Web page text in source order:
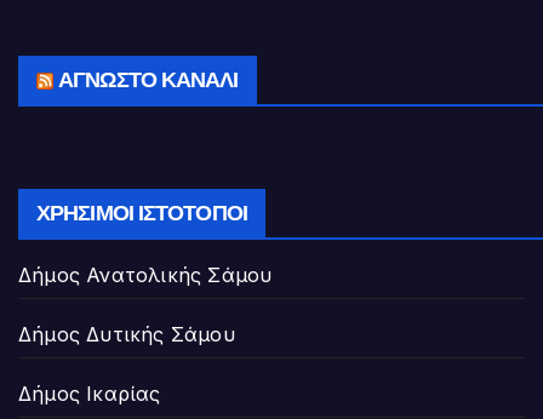
ΆΓΝΩΣΤΟ ΚΑΝΆΛΙ
ΧΡΉΣΙΜΟΙ ΙΣΤΌΤΟΠΟΙ
Δήμος Ανατολικής Σάμου
Δήμος Δυτικής Σάμου
Δήμος Ικαρίας